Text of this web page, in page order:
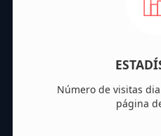
Número de visitas
página